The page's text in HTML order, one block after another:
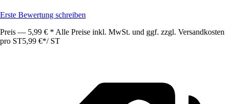
Erste Bewertung schreiben
Preis — 5,99 € * Alle Preise inkl. MwSt. und ggf. zzgl. Versandkosten
pro ST5,99 €*/ ST